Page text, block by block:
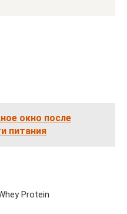
окно после
питания
Protein